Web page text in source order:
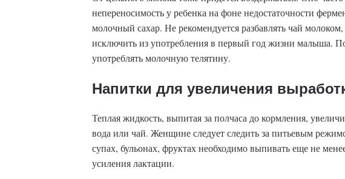
непереносимость у ребенка на фоне недостаточности
молочный сахар. Не рекомендуется разбавлять чай
исключить из употребления в первый год жизни малыша.
употреблять молочную телятину.
Напитки для увеличения
Теплая жидкость, выпитая за полчаса до кормления,
вода или чай. Женщине следует следить за питьевым
супах, бульонах, фруктах необходимо выпивать еще не
усиления лактации.